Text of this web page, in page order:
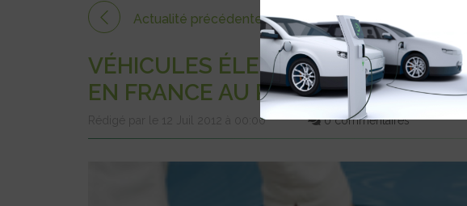
Actualité précédente
VÉHICULES ÉLECTRIQUES – LES
EN FRANCE AU PREMIER
Rédigé par le 12 Juil 2012 à 00:00 0 commentaires